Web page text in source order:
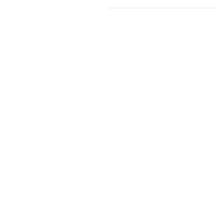
arrivée sur chaque
Vous devez être
(Passeport, carte
d’allergies, de problèmes
Pour les mineurs, une